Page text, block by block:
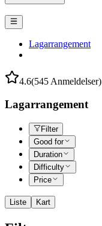
Lagarrangement
4.6(545 Anmeldelser)
Lagarrangement
Filter
Good for
Duration
Difficulty
Price
Liste Kart